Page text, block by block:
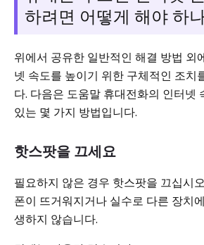
하려면 어떻게 해야 하
위에서 공유한 일반적인 해결 방법 외
넷 속도를 높이기 위한 구체적인 조치
다. 다음은 도움말 휴대전화의 인터넷
있는 몇 가지 방법입니다.
핫스팟을 끄세요
필요하지 않은 경우 핫스팟을 끄십시
폰이 뜨거워지거나 실수로 다른 장치
생하지 않습니다.